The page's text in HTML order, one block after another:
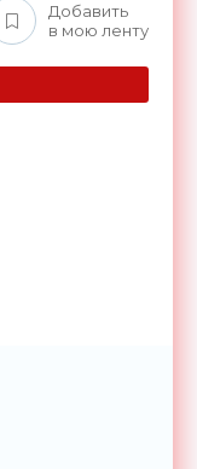
Добавить
в мою ленту